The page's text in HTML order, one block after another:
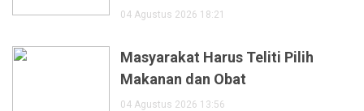
04 Agustus 2026 18:21
Masyarakat Harus Teliti Pilih
Makanan dan Obat
04 Agustus 2026 13:56